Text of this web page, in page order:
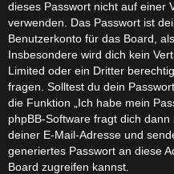
dieses Passwort nicht auf einer
verwenden. Das Passwort ist
Benutzerkonto für das Board,
Insbesondere wird dich kein
Limited oder ein Dritter
fragen. Solltest du dein
die Funktion „Ich habe mein
phpBB-Software fragt dich
deiner E-Mail-Adresse und
generiertes Passwort an diese
Board zugreifen kannst.